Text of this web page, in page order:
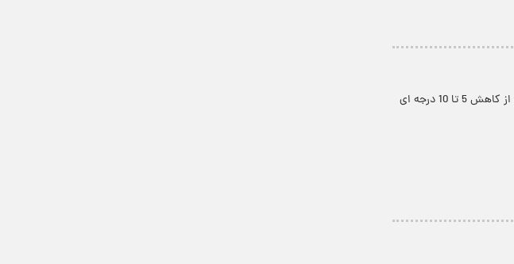
پارسینه: مدیرکل پیش بینی و هشدار سریع سازمان هواشناسی از کاهش 5 تا 10 درجه ای